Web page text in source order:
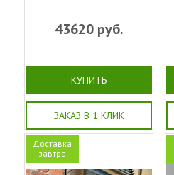
43620руб.
КУПИТЬ
ЗАКАЗ В 1 КЛИК
Доставка
завтра